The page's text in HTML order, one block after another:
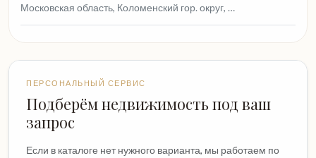
Московская область, Коломенский гор. округ, …
ПЕРСОНАЛЬНЫЙ СЕРВИС
Подберём недвижимость под ваш
запрос
Если в каталоге нет нужного варианта, мы работаем по